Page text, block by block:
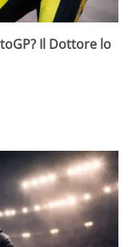
Il Dottore lo